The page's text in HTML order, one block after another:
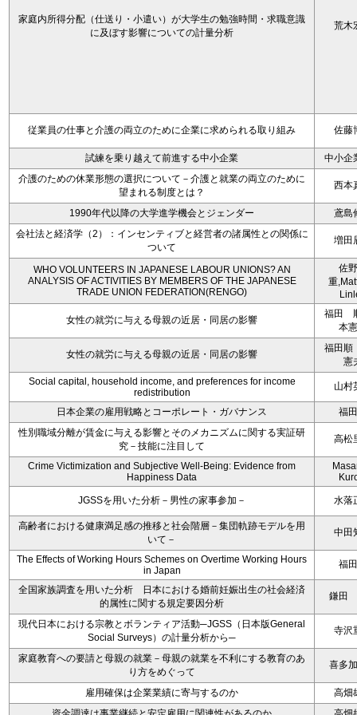
家庭内所得分配（仕送り・小遣い）が大学生の勉強時間・求職意識
に及ぼす影響についての計量分析
荒木
従業員の仕事と介護の両立のために企業に求められる取り組み 佐藤
試練を乗り越えて前進する中小企業
中小企
介護のための休業形態の選択について－介護と就業の両立のために
望まれる制度とは？
西本
1990年代以降の大学進学機会とジェンダー
鳶島
会社法と経済学（2）：インセンティブと経営者の諸属性との関係に
ついて
増田
WHO VOLUNTEERS IN JAPANESE LABOUR UNIONS? AN
ANALYSIS OF ACTIVITIES BY MEMBERS OF THE JAPANESE
TRADE UNION FEDERATION(RENGO)
佐
重
女性の就労に与える母親の近居・同居の影響
福田
本
女性の就労に与える母親の近居・同居の影響
福田順
憲
Social capital, household income, and preferences for income
redistribution
山村
日本企業の雇用戦略とコーポレート・ガバナンス
福
性別職域分離が賃金に与える影響とそのメカニズムに関する実証研
究－技能に注目して
高松
Crime Victimization and Subjective Well-Being: Evidence from
Happiness Data
JGSSを用いた分析－男性の家事参加－ 水落
高齢者における健康満足感の推移と社会階層－集団軌跡モデルを用
いて－
中田
The Effects of Working Hours Schemes on Overtime Working Hours
in Japan
福
全国家族調査を用いた分析 日本における婚前妊娠出生の社会経済
的属性に関する規定要因分析
鎌田
現代日本における宗教とボランティア活動─JGSS（日本版General
Social Surveys）の計量分析から─
寺沢
家庭教育への要請と母親の就業－母親の就業を不利にする教育のあ
り方をめぐって
喜多
雇用確保は企業業績に寄与するのか
高畑